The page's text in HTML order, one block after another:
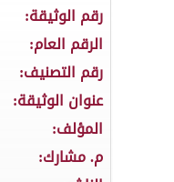
رقم الوثيقة:
الرقم العام:
رقم التصنيف:
عنوان الوثيقة:
المؤلف:
م. مشارك: